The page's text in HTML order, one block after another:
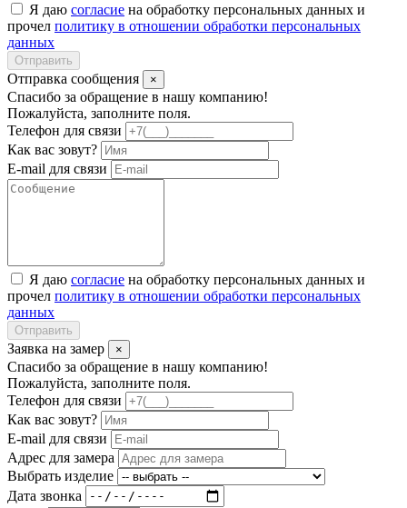
Я даю согласие на обработку персональных данных и
прочел политику в отношении обработки персональных
данных
Отправить
Отправка сообщения ×
Спасибо за обращение в нашу компанию!
Пожалуйста, заполните поля.
Телефон для связи
Как вас зовут?
E-mail для связи
Я даю согласие на обработку персональных данных и
прочел политику в отношении обработки персональных
данных
Отправить
Заявка на замер ×
Спасибо за обращение в нашу компанию!
Пожалуйста, заполните поля.
Телефон для связи
Как вас зовут?
E-mail для связи
Адрес для замера
Выбрать изделие
Дата звонка